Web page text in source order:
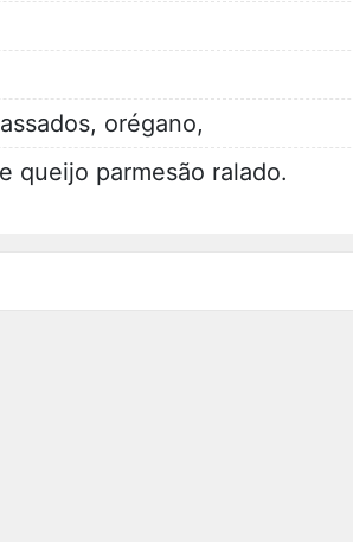
orégano,
queijo parmesão ralado.